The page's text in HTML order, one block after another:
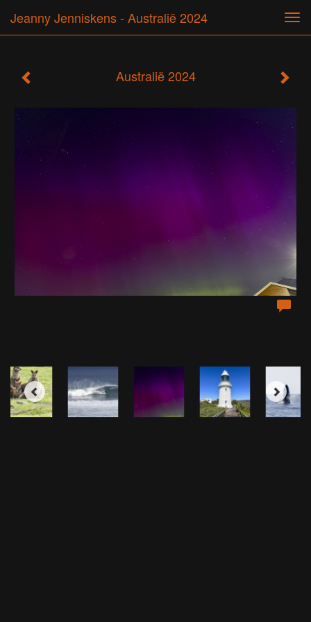
Jeanny Jenniskens - Australië 2024
Australië 2024